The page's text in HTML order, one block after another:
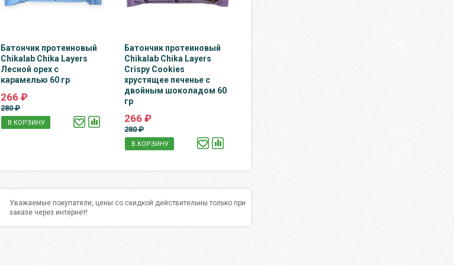
Батончик протеиновый
Chikalab Chika Layers
Лесной орех с
карамелью 60 гр
266 ₽
280 ₽
В КОРЗИНУ
Батончик протеиновый
Chikalab Chika Layers
Crispy Cookies
хрустящее печенье с
двойным шоколадом 60
гр
266 ₽
280 ₽
В КОРЗИНУ
Уважаемые покупатели, цены со скидкой действительны только при
заказе через интернет!